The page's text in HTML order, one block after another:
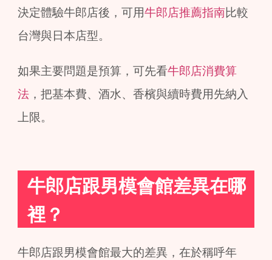
決定體驗牛郎店後，可用牛郎店推薦指南比較
台灣與日本店型。
如果主要問題是預算，可先看牛郎店消費算
法 ，把基本費、酒水、香檳與續時費用先納入
上限。
牛郎店跟男模會館差異在哪
裡？
牛郎店跟男模會館最大的差異，在於稱呼年